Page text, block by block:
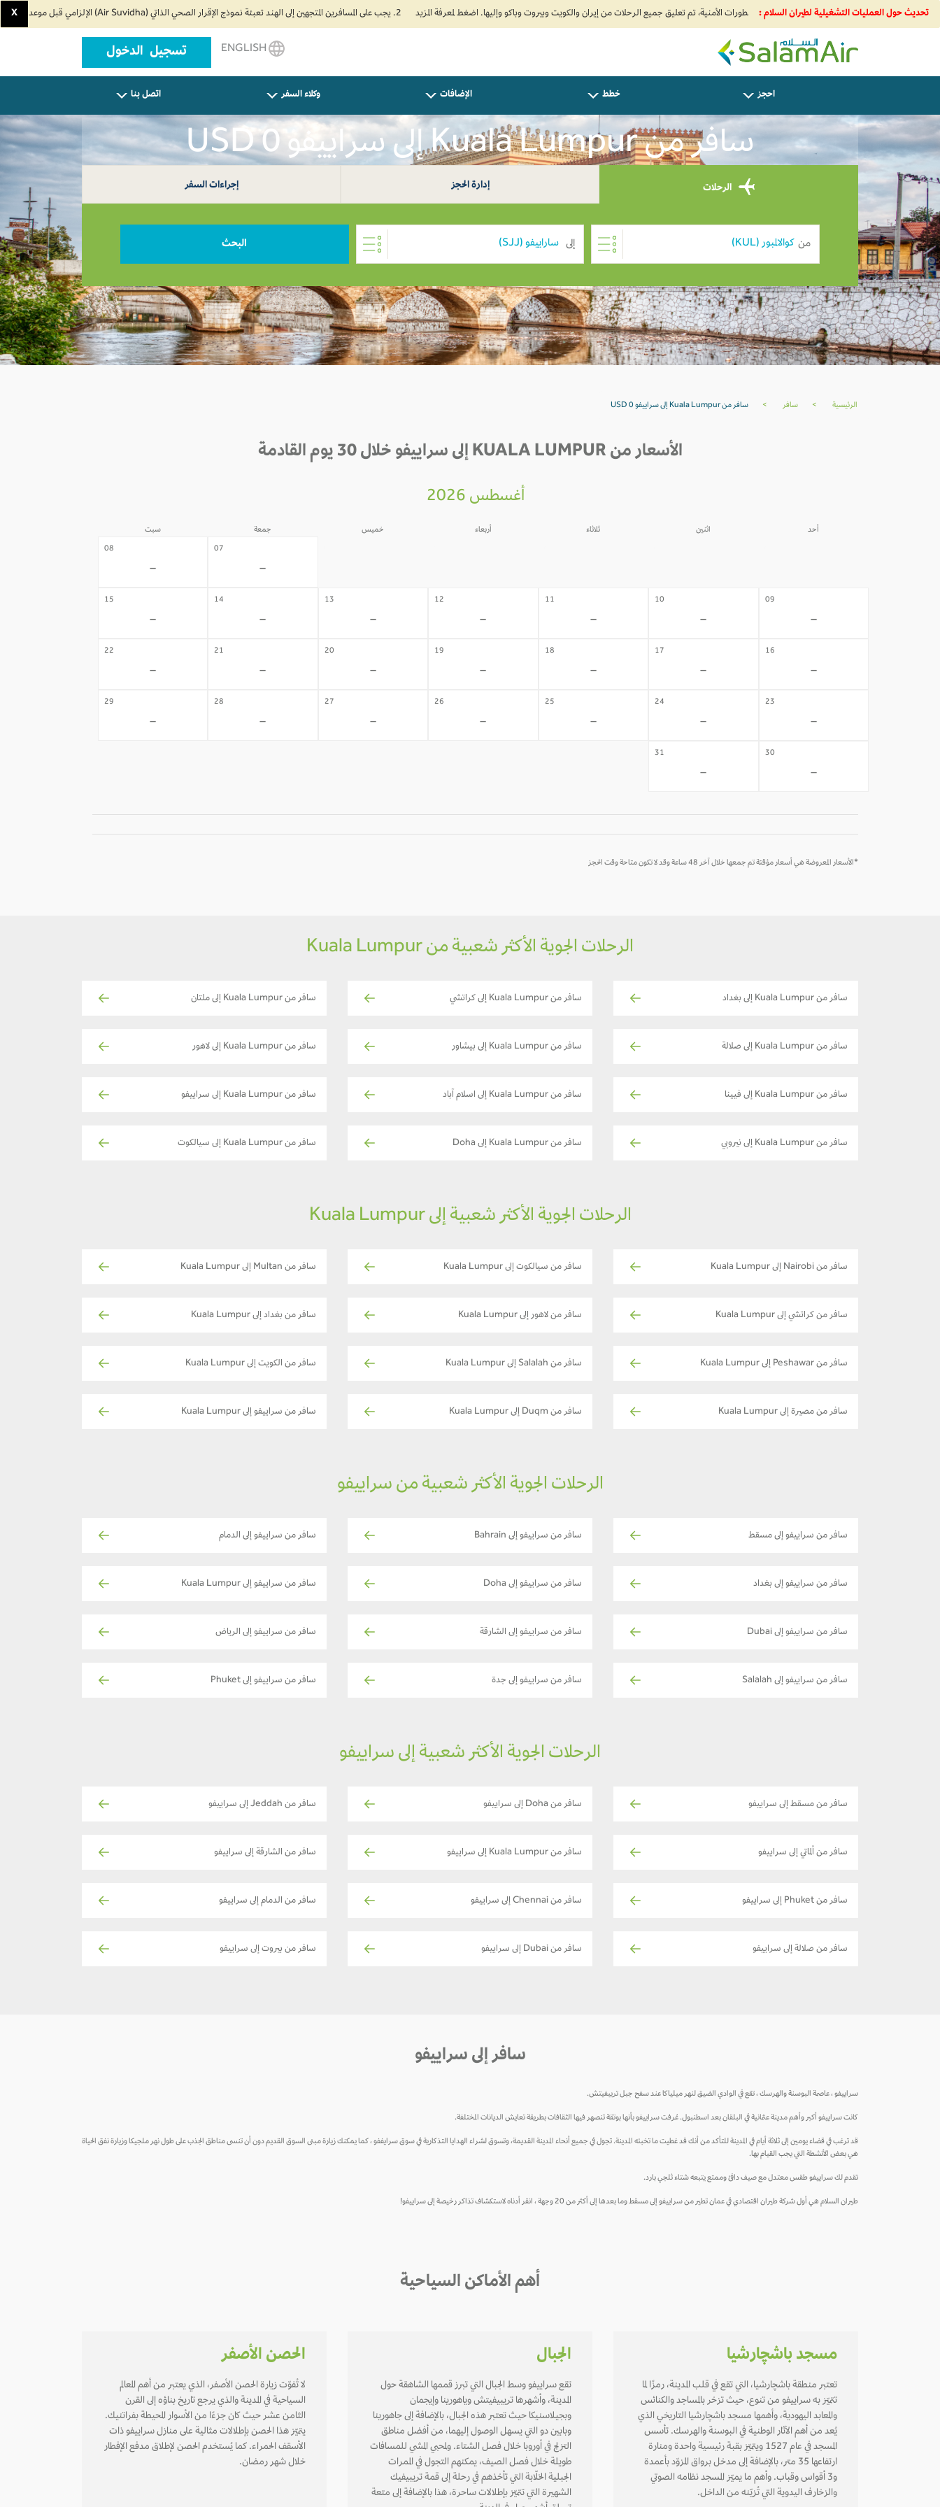
تحديث حول العمليات التشغيلية لطيران السلام : 2. يجب على المسافرين المتجهين إلى الهند تعبئة نموذج الإقرار الصحي الذاتي (Air Suvidha) الإلزامي قبل موعد الوصول بـ 24 ساعة على الأقل. اضغط هنا للدخول إلى بوابة Air Suvidha. X
SalamAir
تسجيل الدخول
احجز خطط الإضافات وكلاء السفر اتصل بنا
سافر من Kuala Lumpur إلى سراييفو USD 0
الرحلات إدارة الحجز إجراءات السفر
من إلى البحث
الرئيسية > سافر > سافر من Kuala Lumpur إلى سراييفو USD 0
الأسعار من KUALA LUMPUR إلى سراييفو خلال 30 يوم القادمة
أغسطس 2026
أحد اثنين ثلاثاء أربعاء خميس جمعة سبت
07
-
08
-
09
-
10
-
11
-
12
-
13
-
14
-
15
-
16
-
17
-
18
-
19
-
20
-
21
-
22
-
23
-
24
-
25
-
26
-
27
-
28
-
29
-
30
-
31
-
*الأسعار المعروضة هي أسعار مؤقتة تم جمعها خلال آخر 48 ساعة وقد لا تكون متاحة وقت الحجز
الرحلات الجوية الأكثر شعبية من Kuala Lumpur
سافر من Kuala Lumpur إلى بغداد سافر من Kuala Lumpur إلى كراتشي سافر من Kuala Lumpur إلى ملتان
سافر من Kuala Lumpur إلى صلالة سافر من Kuala Lumpur إلى بيشاور سافر من Kuala Lumpur إلى لاهور
سافر من Kuala Lumpur إلى فيينا سافر من Kuala Lumpur إلى اسلام آباد سافر من Kuala Lumpur إلى سراييفو
سافر من Kuala Lumpur إلى نيروبي سافر من Kuala Lumpur إلى Doha سافر من Kuala Lumpur إلى سيالكوت
الرحلات الجوية الأكثر شعبية إلى Kuala Lumpur
سافر من Nairobi إلى Kuala Lumpur سافر من سيالكوت إلى Kuala Lumpur سافر من Multan إلى Kuala Lumpur
سافر من كراتشي إلى Kuala Lumpur سافر من لاهور إلى Kuala Lumpur سافر من بغداد إلى Kuala Lumpur
سافر من Peshawar إلى Kuala Lumpur سافر من Salalah إلى Kuala Lumpur سافر من الكويت إلى Kuala Lumpur
سافر من مصيرة إلى Kuala Lumpur سافر من Duqm إلى Kuala Lumpur سافر من سراييفو إلى Kuala Lumpur
الرحلات الجوية الأكثر شعبية من سراييفو
سافر من سراييفو إلى مسقط سافر من سراييفو إلى Bahrain سافر من سراييفو إلى الدمام
سافر من سراييفو إلى بغداد سافر من سراييفو إلى Doha سافر من سراييفو إلى Kuala Lumpur
سافر من سراييفو إلى Dubai سافر من سراييفو إلى الشارقة سافر من سراييفو إلى الرياض
سافر من سراييفو إلى Salalah سافر من سراييفو إلى جدة سافر من سراييفو إلى Phuket
الرحلات الجوية الأكثر شعبية إلى سراييفو
سافر من مسقط إلى سراييفو سافر من Doha إلى سراييفو سافر من Jeddah إلى سراييفو
سافر من ألماتي إلى سراييفو سافر من Kuala Lumpur إلى سراييفو سافر من الشارقة إلى سراييفو
سافر من Phuket إلى سراييفو سافر من Chennai إلى سراييفو سافر من الدمام إلى سراييفو
سافر من صلالة إلى سراييفو سافر من Dubai إلى سراييفو سافر من بيروت إلى سراييفو
سافر إلى سراييفو
سراييفو ، عاصمة البوسنة والهرسك ، تقع في الوادي الضيق لنهر ميلياكا عند سفح جبل تريبفيتش.
كانت سراييفو أكبر وأهم مدينة عثمانية في البلقان بعد اسطنبول. عُرفت سراييفو بأنها بوتقة تنصهر فيها الثقافات بطريقة تعايش الديانات المختلفة.
قد ترغب في قضاء يومين إلى ثلاثة أيام في المدينة للتأكد من أنك قد غطيت ما تخبئه المدينة. تجول في جميع أنحاء المدينة القديمة، وتسوق لشراء الهدايا التذكارية في سوق سرايففو ، كما يمكنك زيارة مبنى السوق القديم دون أن تنسى مناطق الجذب على طول نهر ملجيكا وزيارة نفق الحياة
هي بعض الأنشطة التي يجب القيام بها.
تقدم لك سراييفو طقس معتدل مع صيف دافئ وممتع يتبعه شتاء ثلجي بارد.
طيران السلام هي أول شركة طيران اقتصادي في عمان تطير من سراييفو إلى مسقط وما بعدها إلى أكثر من 20 وجهة ، انقر أدناه لاستكشاف تذاكر رخيصة إلى سراييفو!
أهم الأماكن السياحية
مسجد باشچارشيا
تعتبر منطقة باشچارشيا، التي تقع في قلب المدينة، رمزًا لما
تتميّز به سراييفو من تنوع، حيث تزخر بالمساجد والكنائس
والمعابد اليهودية، وأهمها مسجد باشچارشيا التاريخي الذي
يُعد من أهم الآثار الوطنية في البوسنة والهرسك. تأسس
المسجد في عام 1527 ويتميّز بقبة رئيسية واحدة ومنارة
ارتفاعها 35 متر، بالإضافة إلى مدخل برواق المزوّد بأعمدة
و3 أقواس وقباب. وأهم ما يميّز المسجد نظامه الصوتي
والزخارف اليدوية التي تُزيّنه من الداخل.
الجبال
تقع سراييفو وسط الجبال التي تبرز قممها الشاهقة حول
المدينة، وأشهرها تريبيفيتش وياهورينا وإيجمان
وبجيلاسنيكا حيث تعتبر هذه الجبال، بالإضافة إلى جاهورينا
وبابين دو التي يسهل الوصول إليهما، من أفضل مناطق
التزلج في أوروبا خلال فصل الشتاء. ولمحبي المشي للمسافات
طويلة خلال فصل الصيف، يمكنهم التجول في الممرات
الجبلية الخلّابة التي تأخذهم في رحلة إلى قمة تريبيفيك
الشهيرة التي تتميّز بإطلالات ساحرة، هذا بالإضافة إلى متعة
الحصن الأصفر
لا تُفوّت زيارة الحصن الأصفر، الذي يعتبر من أهم المعالم
السياحية في المدينة والذي يرجع تاريخ بناؤه إلى القرن
الثامن عشر حيث كان جزءًا من الأسوار المحيطة بفراتنيك.
يتميّز هذا الحصن بإطلالات مثالية على منازل سراييفو ذات
الأسقف الحمراء. كما يُستخدم الحصن لإطلاق مدفع الإفطار
خلال شهر رمضان.